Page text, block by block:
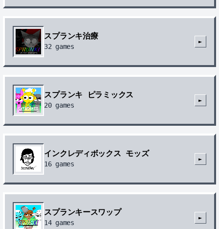
スプランキ治療
32games
►
スプランキ ピラミックス
20games
►
インクレディボックス モッズ
16games
►
スプランキースワップ
14games
►